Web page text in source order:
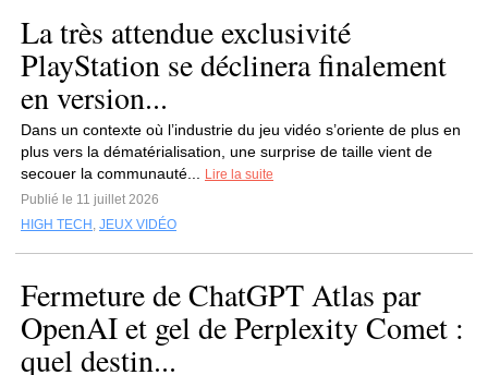
La très attendue exclusivité
PlayStation se déclinera finalement
en version...
Dans un contexte où l’industrie du jeu vidéo s’oriente de plus en
plus vers la dématérialisation, une surprise de taille vient de
secouer la communauté...
Lire la suite
Publié le 11 juillet 2026
HIGH TECH , JEUX VIDÉO
Fermeture de ChatGPT Atlas par
OpenAI et gel de Perplexity Comet :
quel destin...